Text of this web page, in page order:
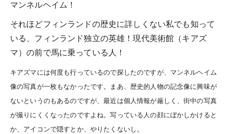
マンネルヘイム！
それほどフィンランドの歴史に詳しくない私でも知って
いる、フィンランド独立の英雄！現代美術館（キアズ
マ）の前で馬に乗っている人！
キアズマには何度も行っているので探したのですが、マンネルヘイム
像の写真が一枚もなかったです。まあ、歴史的人物の記念像に興味が
ないというのもあるのですが、最近は個人情報が厳しく、街中の写真
が撮りにくくなったのですよね。写っている人の顔にぼかしかけると
か、アイコンで隠すとか、やりたくないし。